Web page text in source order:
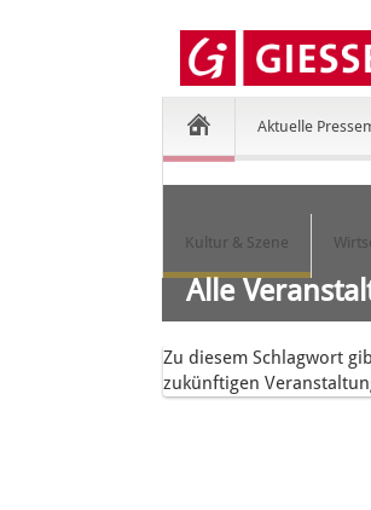
Aktuelle
Kultur & Szene
Alle
Zu diesem Schlagwort
zukünftigen